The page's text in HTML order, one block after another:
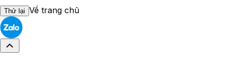
Thử lại Về trang chủ